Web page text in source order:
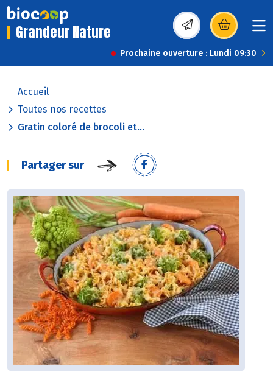
Grandeur Nature (s’ouvre dans une
Prochaine ouverture : Lundi 09:30
Accueil
Toutes nos recettes
Gratin coloré de brocoli et...
Partager sur